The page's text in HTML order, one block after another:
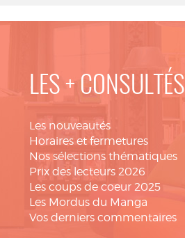
LES + CONSULTÉS
Les nouveautés
Horaires et fermetures
Nos sélections thématiques
Prix des lecteurs 2026
Les coups de coeur 2025
Les Mordus du Manga
Vos derniers commentaires